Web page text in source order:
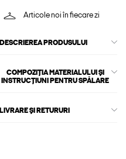
Articole noi în fiecare zi
DESCRIEREA PRODUSULUI
COMPOZIȚIA MATERIALULUI ȘI
INSTRUCȚIUNI PENTRU SPĂLARE
LIVRARE ȘI RETURURI